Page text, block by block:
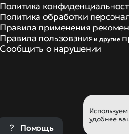
Политика
Политика обработки
Правила применения
Правила пользования и другие
Сообщить о нарушении
Используем
удобнее
Помощь